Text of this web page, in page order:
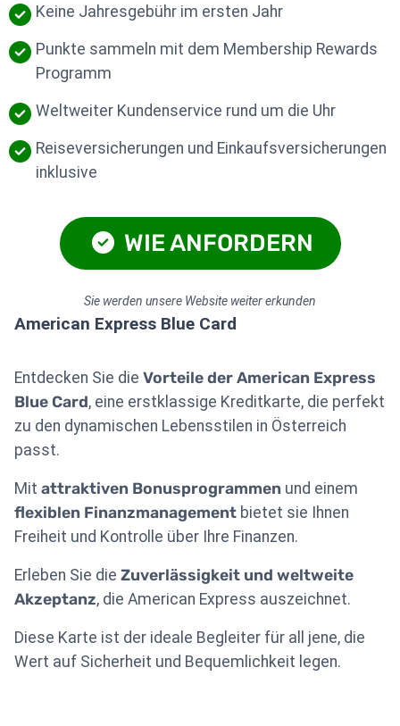
Keine Jahresgebühr im ersten Jahr
Punkte sammeln mit dem Membership Rewards
Programm
Weltweiter Kundenservice rund um die Uhr
Reiseversicherungen und Einkaufsversicherungen
inklusive
WIE ANFORDERN
Sie werden unsere Website weiter erkunden
American Express Blue Card
Entdecken Sie die Vorteile der American Express
Blue Card, eine erstklassige Kreditkarte, die perfekt
zu den dynamischen Lebensstilen in Österreich
passt.
Mit attraktiven Bonusprogrammen und einem
flexiblen Finanzmanagement bietet sie Ihnen
Freiheit und Kontrolle über Ihre Finanzen.
Erleben Sie die Zuverlässigkeit und weltweite
Akzeptanz, die American Express auszeichnet.
Diese Karte ist der ideale Begleiter für all jene, die
Wert auf Sicherheit und Bequemlichkeit legen.